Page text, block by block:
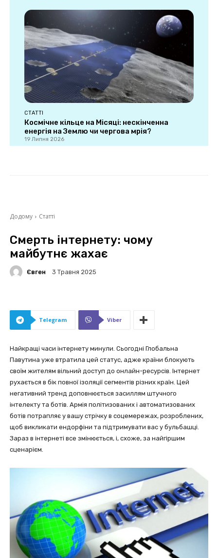
СТАТТІ
Космічне кільце на Місяці: нескінченна
енергія на Землю чи чергова мрія?
19 Липня 2026